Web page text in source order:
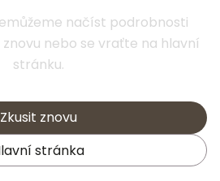
načíst podrobnosti
nebo se vraťte na hlavní
stránku.
Zkusit znovu
stránka